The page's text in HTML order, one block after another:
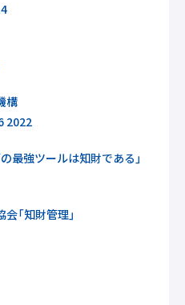
構
2022
最強ツールは知財である」
「知財管理」